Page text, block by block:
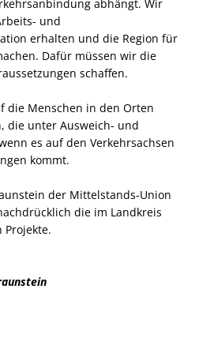
abhängt. Wir
und
erhalten und die Region für
Dafür müssen wir die
schaffen.
die Menschen in den Orten
die unter Ausweich- und
es auf den Verkehrsachsen
kommt.
der Mittelstands-Union
die im Landkreis
Projekte.